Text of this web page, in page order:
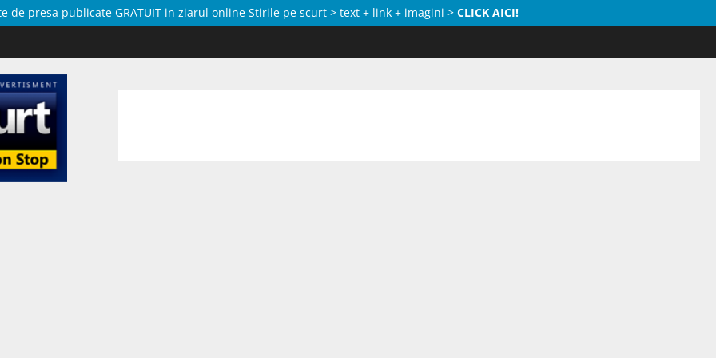
de presa publicate GRATUIT in ziarul online Stirile pe scurt > text + link + imagini > CLICK AICI!